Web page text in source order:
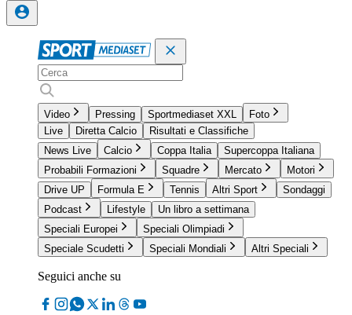
Video Pressing Sportmediaset XXL
Foto
Live
Diretta Calcio
Risultati e Classifiche
News Live
Calcio Coppa Italia
Supercoppa Italiana
Probabili Formazioni
Squadre Mercato
Motori
Drive UP
Formula E Tennis Altri Sport
Sondaggi
Podcast
Lifestyle
Un libro a settimana
Speciali Europei
Speciali Olimpiadi
Speciale Scudetti
Speciali Mondiali Altri Speciali
Seguici anche su